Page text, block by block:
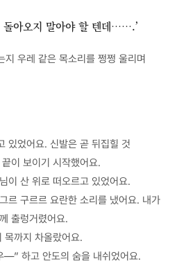
돌아오지 말아야 할 텐데…….’
지 우레 같은 목소리를 쩡쩡 울리며
있었어요. 신발은 곧 뒤집힐 것
이 보이기 시작했어요.
이 산 위로 떠오르고 있었어요.
르 구르르 요란한 소리를 냈어요. 내가
출렁거렸어요.
목까지 차올랐어요.
—” 하고 안도의 숨을 내쉬었어요.